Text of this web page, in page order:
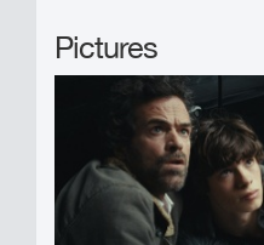
Pictures